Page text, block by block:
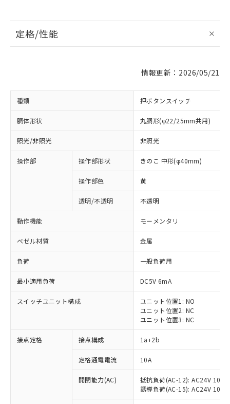
定格/性能
情報更新：2026/05/21
種類 押ボタンスイッチ
胴体形状 丸胴形(φ22/25mm共用)
照光/非照光 非照光
操作部 操作部形状 きのこ 中形(φ40mm)
操作部色 黄
透明/不透明 不透明
動作機能 モーメンタリ
ベゼル材質 金属
負荷 一般負荷用
最小適用負荷 DC5V 6mA
スイッチユニット構成
ユニット位置1: NO
ユニット位置2: NC
ユニット位置3: NC
接点定格 接点構成 1a+2b
定格通電電流 10A
開閉能力(AC)
抵抗負荷(AC-12): AC24V 10A/
誘導負荷(AC-15): AC24V
※1 対応状況
対応済み：EU RoHS指令（10物質）の
非含有に対応した製品が提供可能な商品で
対応予定：EU RoHS指令（10物質）の非含